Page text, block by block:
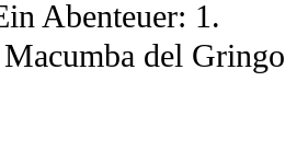
Abenteuer: 1.
del Gringo